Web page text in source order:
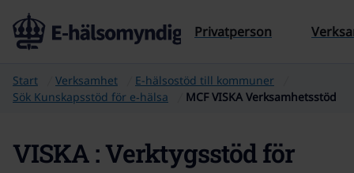
Till sidans innehåll
Privatperson
Start Verksamhet
E-hälsostöd till kommuner
Sök Kunskapsstöd för e‑hälsa
MCF VISKA Verksamhetsstöd
VISKA : Verktygsstöd för